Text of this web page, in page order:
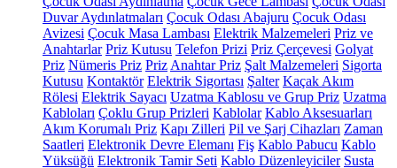
Duvar Aydınlatmaları Çocuk Odası Abajuru Çocuk Odası
Avizesi Çocuk Masa Lambası Elektrik Malzemeleri Priz ve
Anahtarlar Priz Kutusu Telefon Prizi Priz Çerçevesi Golyat
Priz Nümeris Priz Priz Anahtar Priz Şalt Malzemeleri Sigorta
Kutusu Kontaktör Elektrik Sigortası Şalter Kaçak Akım
Rölesi Elektrik Sayacı Uzatma Kablosu ve Grup Priz Uzatma
Kabloları Çoklu Grup Prizleri Kablolar Kablo Aksesuarları
Akım Korumalı Priz Kapı Zilleri Pil ve Şarj Cihazları Zaman
Saatleri Elektronik Devre Elemanı Fiş Kablo Pabucu Kablo
Yüksüğü Elektronik Tamir Seti Kablo Düzenleyiciler Susta